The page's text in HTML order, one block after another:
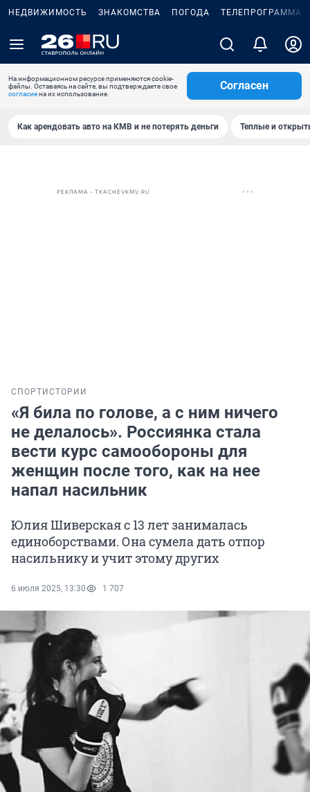
НЕДВИЖИМОСТЬ ЗНАКОМСТВА ПОГОДА ТЕЛЕПРОГРАММА
На информационном ресурсе применяются cookie-
файлы. Оставаясь на сайте, вы подтверждаете свое
согласиена их использование.
Согласен
Как арендовать авто на КМВ и не потерять деньги Теплые и
РЕКЛАМА • TKACHEVKMV.RU
СПОРТ ИСТОРИИ
«Я била по голове, а с ним ничего
не делалось». Россиянка стала
вести курс самообороны для
женщин после того, как на нее
напал насильник
Юлия Шиверская с 13 лет занималась
единоборствами. Она сумела дать отпор
насильнику и учит этому других
6 июля 2025, 13:30 1 707